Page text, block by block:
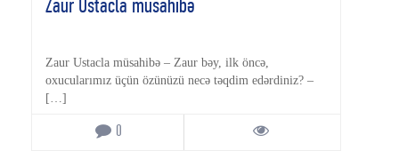
Zaur Ustacla müsahibə
Zaur Ustacla müsahibə – Zaur bəy, ilk öncə,
oxucularımız üçün özünüzü necə təqdim edərdiniz? –
[…]
0